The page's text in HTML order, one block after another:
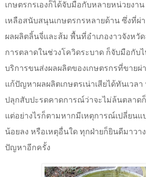
เกษตรกรเองก็ได้จับมือกับหลายหน่วยงา
เหลือสนับสนุนเกษตรกรหลายด้าน ซึ่งที่ผ่
ผลผลิตลิ้นจี่และส้ม พื้นที่อำเภองาวจังหวั
การตลาดในช่วงโควิดระบาด ก็จับมือกับ
บริการขนส่งผลผลิตของเกษตรกรที่ขาย
แก้ปัญหาผลผลิตเกษตรเน่าเสียได้ทันเวล
ปลุกสับปะรดคาดการณ์ว่าจะไม่ล้นตลาด
แต่อย่างไรก็ตามหากมีเหตุการณ์เปลี่ยนแ
น้อยลง หรือเหตุอื่นใด ทุกฝ่ายก็ยินดีมาวา
ปัญหาอีกครั้ง